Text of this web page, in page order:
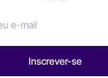
Inscrever-se